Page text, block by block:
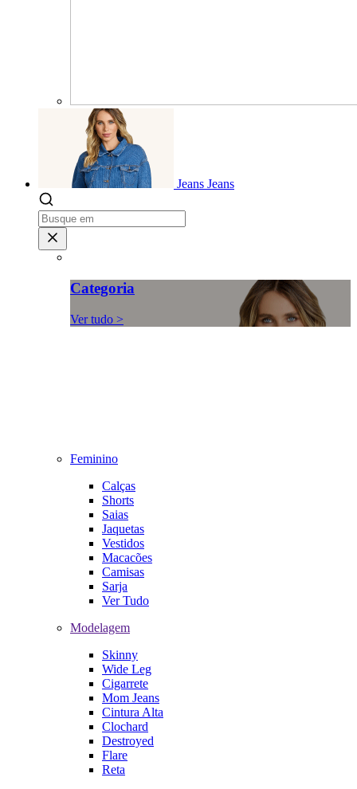
Jeans Jeans
Categoria
Ver tudo >
Feminino
Calças
Shorts
Saias
Jaquetas
Vestidos
Macacões
Camisas
Sarja
Ver Tudo
Modelagem
Skinny
Wide Leg
Cigarrete
Mom Jeans
Cintura Alta
Clochard
Destroyed
Flare
Reta